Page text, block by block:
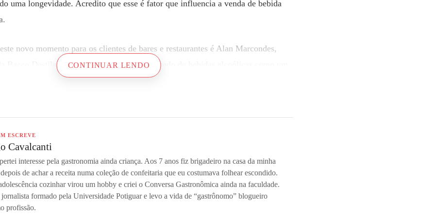
uma longevidade. Acredito que esse é fator que influencia a venda de bebida
novo momento para os clientes de bares e restaurantes é Alan Marcondes,
Bacco Destilados no Mato Grosso. “O mercado de bebidas alcoólicas como um
as versões sem álcool, vide a crescente demanda do
uma demanda reprimida, quem nem sequer conhecemos o tamanho”, diz
o setor de alimentação fora do lar já tem se adaptado à esta demanda. “Muitos
uma carta com versões de bebidas não alcoólicas. Os drinks sem álcool
CONTINUAR LENDO
ESCREVE
Cavalcanti
interesse pela gastronomia ainda criança. Aos 7 anos fiz brigadeiro na casa da minha
de achar a receita numa coleção de confeitaria que eu costumava folhear escondido.
cozinhar virou um hobby e criei o Conversa Gastronômica ainda na faculdade.
jornalista formado pela Universidade Potiguar e levo a vida de “gastrônomo” blogueiro
profissão.